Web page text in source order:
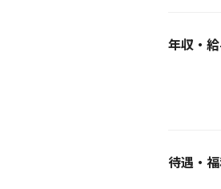
年収・
待遇・